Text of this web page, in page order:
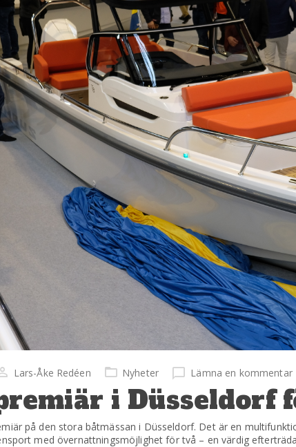
Lars-Åke Redéen Nyheter Lämna en kommentar
i Düsseldorf
på den stora båtmässan i Düsseldorf. Det är en
med övernattningsmöjlighet för två – en värdig